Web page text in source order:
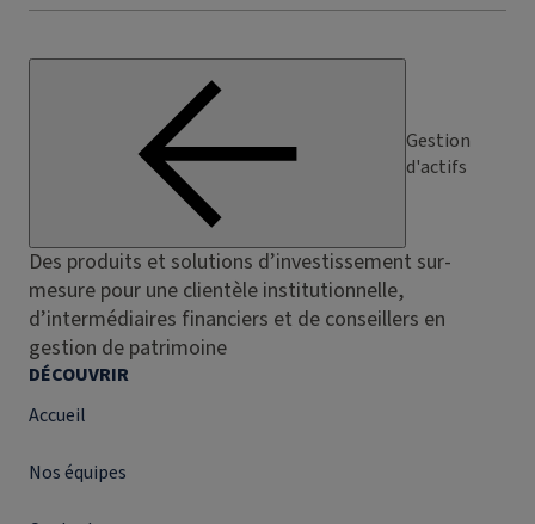
Gestion
d'actifs
Des produits et solutions d’investissement sur-
mesure pour une clientèle institutionnelle,
d’intermédiaires financiers et de conseillers en
gestion de patrimoine
DÉCOUVRIR
Accueil
Nos équipes